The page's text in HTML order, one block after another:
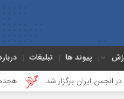
پیوند ها تبلیغات
برگزار شد هجدهمین